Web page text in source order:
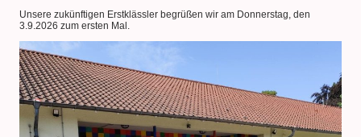
Unsere zukünftigen Erstklässler begrüßen wir am Donnerstag, den
3.9.2026 zum ersten Mal.